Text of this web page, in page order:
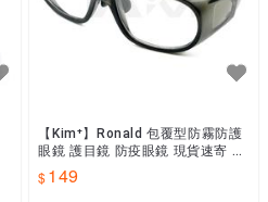
【Kim⁺】Ronald 包覆型防霧防護
眼鏡 護目鏡 防疫眼鏡 現貨速寄 G
OT149